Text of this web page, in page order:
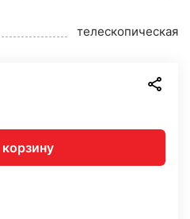
телескопическая